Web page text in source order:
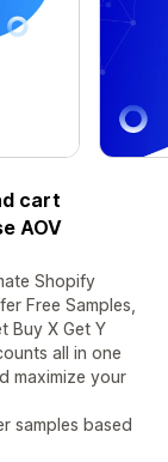
cart
AOV
Shopify
Free Samples,
Buy X Get Y
all in one
maximize your
samples based